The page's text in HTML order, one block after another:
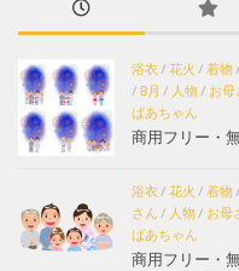
浴衣/ 花火 / 着物/
/ 8月 / 人物/ お母
ばあちゃん
商用フリー・
浴衣/ 花火 / 着物/
さん / 人物/ お母
ばあちゃん
商用フリー・